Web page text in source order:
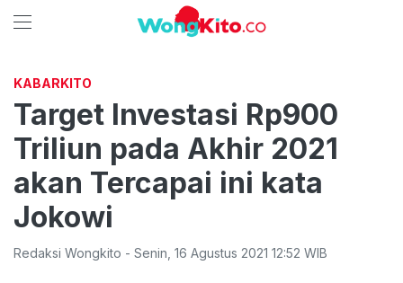
KABARKITO
Target Investasi Rp900
Triliun pada Akhir 2021
akan Tercapai ini kata
Jokowi
Redaksi Wongkito - Senin 16 Agustus 2021 12:52 WIB